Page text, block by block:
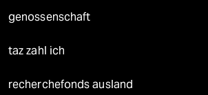
genossenschaft
taz zahl ich
recherchefonds ausland